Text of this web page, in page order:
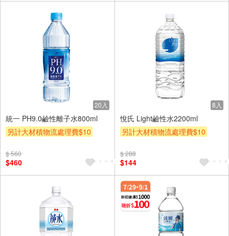
20入
統一 PH9.0鹼性離子水800ml
另計大材積物流處理費$10
$ 560
$460
8入
悅氏 Light鹼性水2200ml
另計大材積物流處理費$10
$ 288
$144